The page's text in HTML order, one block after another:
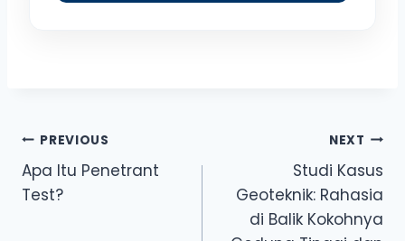
Post
navigation
PREVIOUS
Apa Itu Penetrant
Test?
NEXT
Studi Kasus
Geoteknik: Rahasia
di Balik Kokohnya